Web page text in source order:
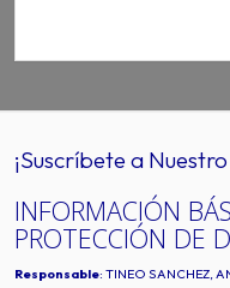
¡Suscríbete a
INFORMACIÓN
PROTECCIÓN DE
Responsable: TINEO SANCHEZ,